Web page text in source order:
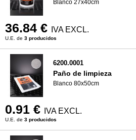
Blanco 27x40cm
36.84 € IVA EXCL.
U.E. de 3 producidos
6200.0001
Paño de limpieza
Blanco 80x50cm
0.91 € IVA EXCL.
U.E. de 3 producidos